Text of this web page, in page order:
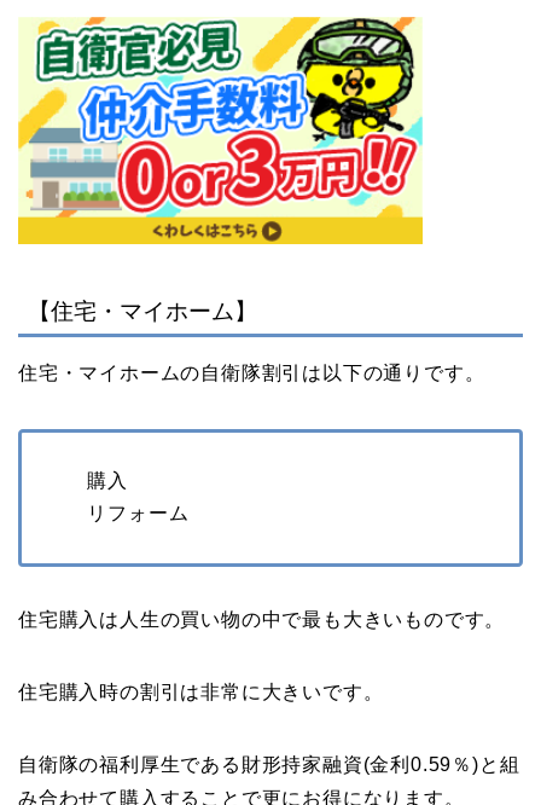
【住宅・マイホーム】
住宅・マイホームの自衛隊割引は以下の通りです。
購入
リフォーム
住宅購入は人生の買い物の中で最も大きいものです。
住宅購入時の割引は非常に大きいです。
自衛隊の福利厚生である財形持家融資(金利0.59％)と組
み合わせて購入することで更にお得になります。